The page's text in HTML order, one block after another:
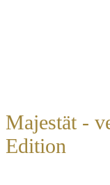
Majestät -
Edition